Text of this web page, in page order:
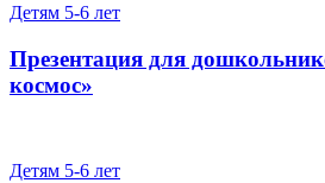
Детям 5-6 лет
Презентация для
космос»
Детям 5-6 лет